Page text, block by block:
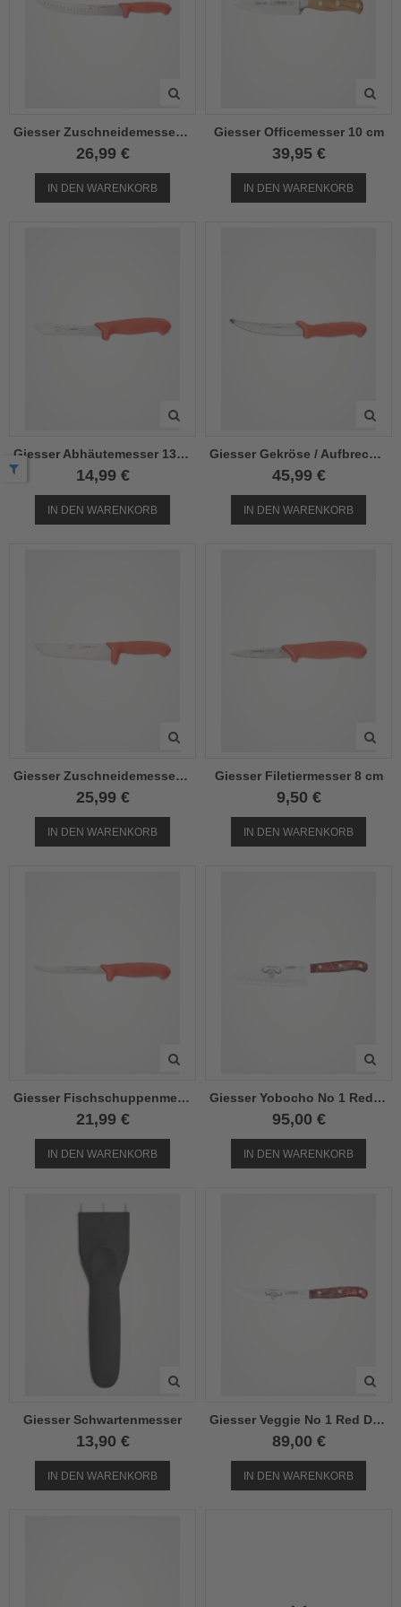
Giesser Zuschneidemesser 25cm
26,99 €
IN DEN WARENKORB
Giesser Officemesser 10 cm
39,95 €
IN DEN WARENKORB
Giesser Abhäutemesser 13cm
14,99 €
IN DEN WARENKORB
Giesser Gekröse / Aufbrechmesser 16cm
45,99 €
IN DEN WARENKORB
Giesser Zuschneidemesser 18cm
25,99 €
IN DEN WARENKORB
Giesser Filetiermesser 8 cm
9,50 €
IN DEN WARENKORB
Giesser Fischschuppenmesser 15 cm
21,99 €
IN DEN WARENKORB
Giesser Yobocho No 1 Red Diamond
95,00 €
IN DEN WARENKORB
Giesser Schwartenmesser
13,90 €
IN DEN WARENKORB
Giesser Veggie No 1 Red Diamond
89,00 €
IN DEN WARENKORB